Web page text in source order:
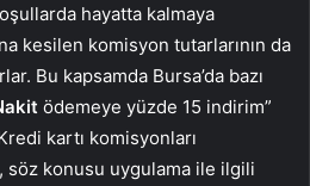
hayatta kalmaya
na kesilen komisyon tutarlarının da
Bu kapsamda Bursa’da bazı
ödemeye yüzde 15 indirim”
kartı komisyonları
söz konusu uygulama ile ilgili